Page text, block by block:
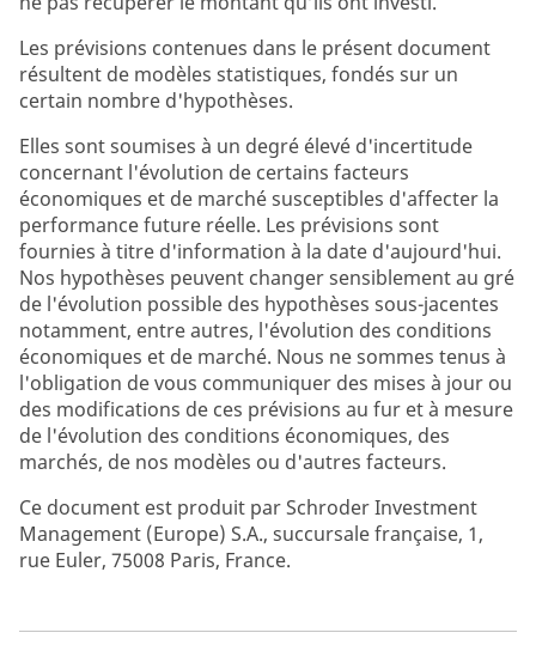
Les prévisions contenues dans le présent document
résultent de modèles statistiques, fondés sur un
certain nombre d'hypothèses.
Elles sont soumises à un degré élevé d'incertitude
concernant l'évolution de certains facteurs
économiques et de marché susceptibles d'affecter la
performance future réelle. Les prévisions sont
fournies à titre d'information à la date d'aujourd'hui.
Nos hypothèses peuvent changer sensiblement au gré
de l'évolution possible des hypothèses sous-jacentes
notamment, entre autres, l'évolution des conditions
économiques et de marché. Nous ne sommes tenus à
l'obligation de vous communiquer des mises à jour ou
des modifications de ces prévisions au fur et à mesure
de l'évolution des conditions économiques, des
marchés, de nos modèles ou d'autres facteurs.
Ce document est produit par Schroder Investment
Management (Europe) S.A., succursale française, 1,
rue Euler, 75008 Paris, France.